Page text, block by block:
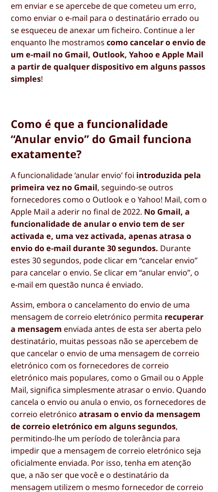
em enviar e se apercebe de que cometeu um erro,
como enviar o e-mail para o destinatário errado ou
se esqueceu de anexar um ficheiro. Continue a ler
enquanto lhe mostramoscomo cancelar o envio de
um e-mail no Gmail, Outlook, Yahoo e Apple Mail
a partir de qualquer dispositivo em alguns passos
simples!
Como é que a funcionalidade
“Anular envio” do Gmail funciona
exatamente?
A funcionalidade ‘anular envio’ foi introduzida pela
primeira vez no Gmail, seguindo-se outros
fornecedores como o Outlook e o Yahoo! Mail, com o
Apple Mail a aderir no final de 2022. No Gmail, a
funcionalidade de anular o envio tem de ser
activada e, uma vez activada, apenas atrasa o
envio do e-mail durante 30 segundos. Durante
estes 30 segundos, pode clicar em “cancelar envio”
para cancelar o envio. Se clicar em “anular envio”, o
e-mail em questão nunca é enviado.
Assim, embora o cancelamento do envio de uma
mensagem de correio eletrónico permita recuperar
a mensagem enviada antes de esta ser aberta pelo
destinatário, muitas pessoas não se apercebem de
que cancelar o envio de uma mensagem de correio
eletrónico com os fornecedores de correio
eletrónico mais populares, como o Gmail ou o Apple
Mail, significa simplesmente atrasar o envio. Quando
cancela o envio ou anula o envio, os fornecedores de
correio eletrónicoatrasam o envio da mensagem
de correio eletrónico em alguns segundos,
permitindo-lhe um período de tolerância para
impedir que a mensagem de correio eletrónico seja
oficialmente enviada. Por isso, tenha em atenção
que, a não ser que você e o destinatário da
mensagem utilizem o mesmo fornecedor de correio